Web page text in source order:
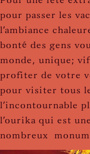
pour passer les
l'ambiance
bonté des gens
monde, unique;
profiter de votre
pour visiter tous
l'incontournable
l'ourika qui est
nombreux